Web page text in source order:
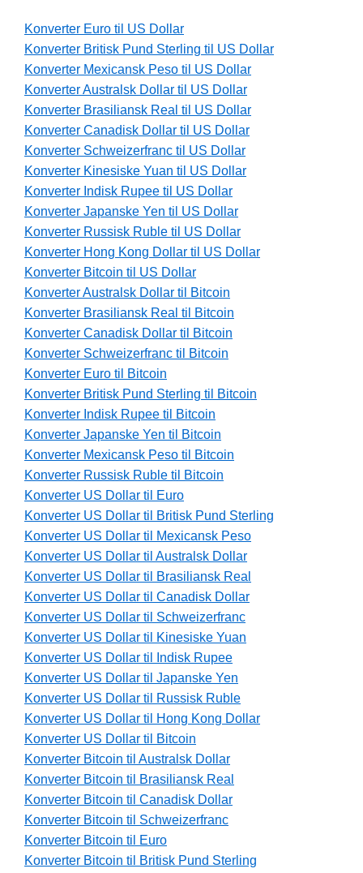
Konverter Euro til US Dollar
Konverter Britisk Pund Sterling til US Dollar
Konverter Mexicansk Peso til US Dollar
Konverter Australsk Dollar til US Dollar
Konverter Brasiliansk Real til US Dollar
Konverter Canadisk Dollar til US Dollar
Konverter Schweizerfranc til US Dollar
Konverter Kinesiske Yuan til US Dollar
Konverter Indisk Rupee til US Dollar
Konverter Japanske Yen til US Dollar
Konverter Russisk Ruble til US Dollar
Konverter Hong Kong Dollar til US Dollar
Konverter Bitcoin til US Dollar
Konverter Australsk Dollar til Bitcoin
Konverter Brasiliansk Real til Bitcoin
Konverter Canadisk Dollar til Bitcoin
Konverter Schweizerfranc til Bitcoin
Konverter Euro til Bitcoin
Konverter Britisk Pund Sterling til Bitcoin
Konverter Indisk Rupee til Bitcoin
Konverter Japanske Yen til Bitcoin
Konverter Mexicansk Peso til Bitcoin
Konverter Russisk Ruble til Bitcoin
Konverter US Dollar til Euro
Konverter US Dollar til Britisk Pund Sterling
Konverter US Dollar til Mexicansk Peso
Konverter US Dollar til Australsk Dollar
Konverter US Dollar til Brasiliansk Real
Konverter US Dollar til Canadisk Dollar
Konverter US Dollar til Schweizerfranc
Konverter US Dollar til Kinesiske Yuan
Konverter US Dollar til Indisk Rupee
Konverter US Dollar til Japanske Yen
Konverter US Dollar til Russisk Ruble
Konverter US Dollar til Hong Kong Dollar
Konverter US Dollar til Bitcoin
Konverter Bitcoin til Australsk Dollar
Konverter Bitcoin til Brasiliansk Real
Konverter Bitcoin til Canadisk Dollar
Konverter Bitcoin til Schweizerfranc
Konverter Bitcoin til Euro
Konverter Bitcoin til Britisk Pund Sterling